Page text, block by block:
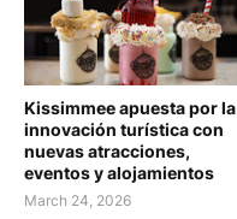
Kissimmee apuesta por la
innovación turística con
nuevas atracciones,
eventos y alojamientos
March 24, 2026